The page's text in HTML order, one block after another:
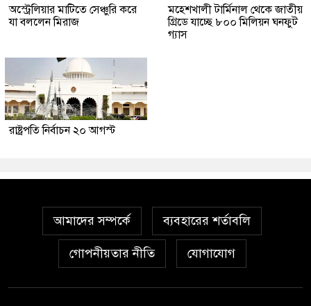
অস্ট্রেলিয়ার মাটিতে সেঞ্চুরি করে
যা বললেন মিরাজ
মহেশখালী টার্মিনাল থেকে জাতীয়
গ্রিডে যাচ্ছে ৮০০ মিলিয়ন ঘনফুট
গ্যাস
রাষ্ট্রপতি নির্বাচন ২০ আগস্ট
আমাদের সম্পর্কে ব্যবহারের শর্তাবলি
গোপনীয়তার নীতি যোগাযোগ